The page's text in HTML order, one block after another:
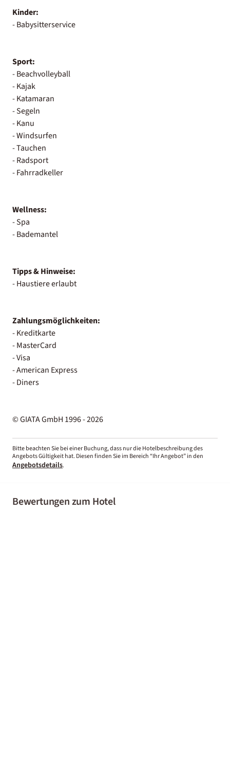
Kinder:
- Babysitterservice
Sport:
- Beachvolleyball
- Kajak
- Katamaran
- Segeln
- Kanu
- Windsurfen
- Tauchen
- Radsport
- Fahrradkeller
Wellness:
- Spa
- Bademantel
Tipps & Hinweise:
- Haustiere erlaubt
Zahlungsmöglichkeiten:
- Kreditkarte
- MasterCard
- Visa
- American Express
- Diners
© GIATA GmbH 1996 - 2026
Bitte beachten Sie bei einer Buchung, dass nur die Hotelbeschreibung des
Angebots Gültigkeit hat. Diesen finden Sie im Bereich “Ihr Angebot” in den
Angebotsdetails.
Bewertungen zum Hotel